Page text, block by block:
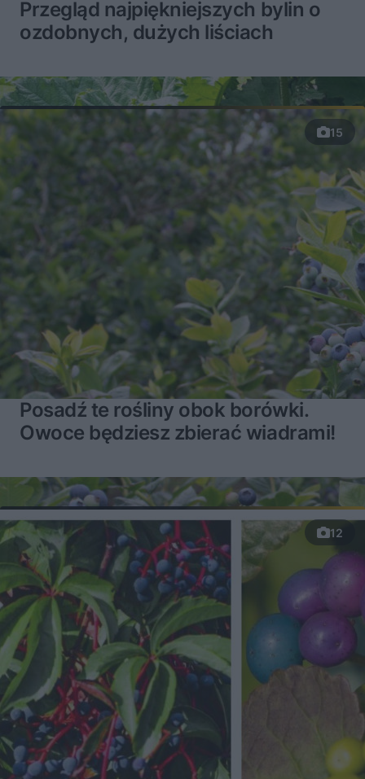
Przegląd najpiękniejszych bylin o
ozdobnych, dużych liściach
15
Posadź te rośliny obok borówki.
Owoce będziesz zbierać wiadrami!
12